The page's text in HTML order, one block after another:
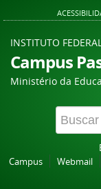
INSTITUTO
Campus
Ministério da
Campus
Webmail